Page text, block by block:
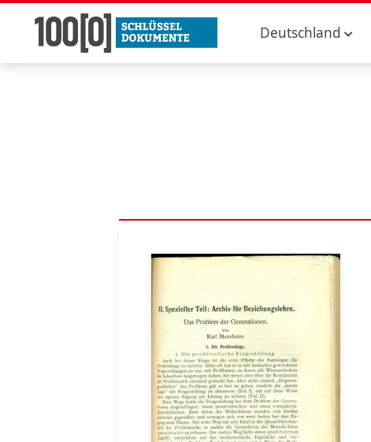
Deutschland